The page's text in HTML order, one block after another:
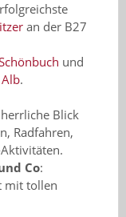
an der B27
und
.
Blick
Radfahren,
Co:
mit tollen